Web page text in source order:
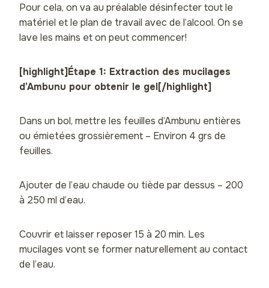
Pour cela, on va au préalable désinfecter tout le
matériel et le plan de travail avec de l’alcool. On se
lave les mains et on peut commencer!
[highlight]Étape 1: Extraction des mucilages
d’Ambunu pour obtenir le gel[/highlight]
Dans un bol, mettre les feuilles d’Ambunu entières
ou émietées grossièrement – Environ 4 grs de
feuilles.
Ajouter de l’eau chaude ou tiède par dessus – 200
à 250 ml d’eau.
Couvrir et laisser reposer 15 à 20 min. Les
mucilages vont se former naturellement au contact
de l’eau.